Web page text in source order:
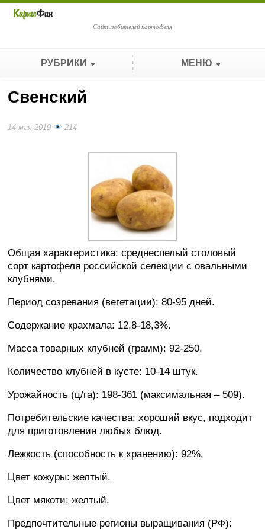
Сайт любителей картофеля
РУБРИКИ МЕНЮ
Свенский
14 мая 2019 214
Общая характеристика: среднеспелый столовый
сорт картофеля российской селекции с овальными
клубнями.
Период созревания (вегетации): 80-95 дней.
Содержание крахмала: 12,8-18,3%.
Масса товарных клубней (грамм): 92-250.
Количество клубней в кусте: 10-14 штук.
Урожайность (ц/га): 198-361 (максимальная – 509).
Потребительские качества: хороший вкус, подходит
для приготовления любых блюд.
Лежкость (способность к хранению): 92%.
Цвет кожуры: желтый.
Цвет мякоти: желтый.
Предпочтительные регионы выращивания (РФ):